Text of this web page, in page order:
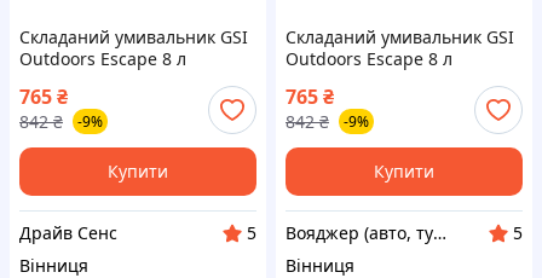
Складаний умивальник GSI
Outdoors Escape 8 л
поліпропілен для миття
посуду 1227-DS
765₴
842 ₴ -9%
Купити
Драйв Сенс
5
Вінниця
Складаний умивальник GSI
Outdoors Escape 8 л
поліпропілен для миття
посуду 1227-VO
765₴
842 ₴ -9%
Купити
Вояджер (авто, туризм, спорт)
5
Вінниця